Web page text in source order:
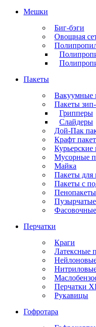
Мешки
Биг-бэги
Овощная
Пакеты
Вакуумные
Пакеты
Грипперы
Слайдеры
Дой-Пак
Крафт
Курьерские
Мусорные
Майка
Пакеты для
Пакеты с
Пенопакеты
Перчатки
Краги
Латексные
Перчатки
Рукавицы
Гофротара